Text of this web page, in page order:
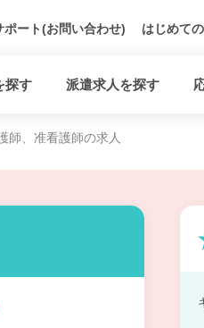
ポート(お問い合わせ) はじめて
探す 派遣求人を探す
、准看護師の求人